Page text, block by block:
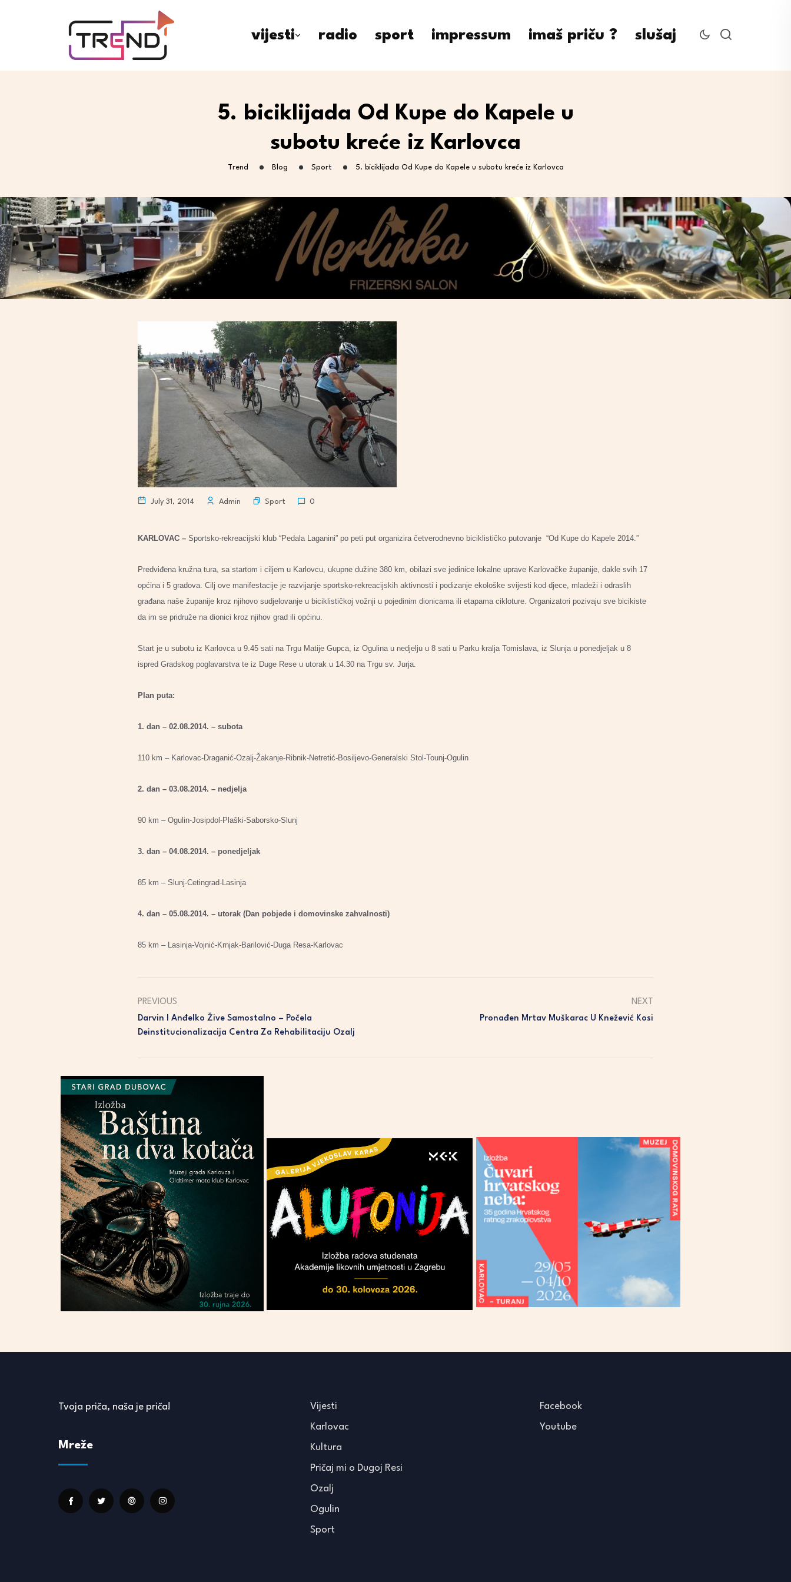
vijesti radio sport impressum imaš priču ? slušaj
5. biciklijada Od Kupe do Kapele u
subotu kreće iz Karlovca
Trend Blog Sport 5. biciklijada Od Kupe do Kapele u subotu kreće iz Karlovca
July 31, 2014 Admin Sport 0
KARLOVAC – Sportsko-rekreacijski klub “Pedala Laganini” po peti put organizira četverodnevno biciklističko putovanje “Od Kupe do Kapele 2014.”
Predviđena kružna tura, sa startom i ciljem u Karlovcu, ukupne dužine 380 km, obilazi sve jedinice lokalne uprave Karlovačke županije, dakle svih 17
općina i 5 gradova. Cilj ove manifestacije je razvijanje sportsko-rekreacijskih aktivnosti i podizanje ekološke svijesti kod djece, mladeži i odraslih
građana naše županije kroz njihovo sudjelovanje u biciklističkoj vožnji u pojedinim dionicama ili etapama cikloture. Organizatori pozivaju sve bicikiste
da im se pridruže na dionici kroz njihov grad ili općinu.
Start je u subotu iz Karlovca u 9.45 sati na Trgu Matije Gupca, iz Ogulina u nedjelju u 8 sati u Parku kralja Tomislava, iz Slunja u ponedjeljak u 8
ispred Gradskog poglavarstva te iz Duge Rese u utorak u 14.30 na Trgu sv. Jurja.
Plan puta:
1. dan – 02.08.2014. – subota
110 km – Karlovac-Draganić-Ozalj-Žakanje-Ribnik-Netretić-Bosiljevo-Generalski Stol-Tounj-Ogulin
2. dan – 03.08.2014. – nedjelja
90 km – Ogulin-Josipdol-Plaški-Saborsko-Slunj
3. dan – 04.08.2014. – ponedjeljak
85 km – Slunj-Cetingrad-Lasinja
4. dan – 05.08.2014. – utorak (Dan pobjede i domovinske zahvalnosti)
85 km – Lasinja-Vojnić-Krnjak-Barilović-Duga Resa-Karlovac
PREVIOUS
Darvin I Anđelko Žive Samostalno – Počela
Deinstitucionalizacija Centra Za Rehabilitaciju Ozalj
NEXT
Pronađen Mrtav Muškarac U Knežević Kosi
Tvoja priča, naša je priča!
Mreže
Vijesti
Karlovac
Kultura
Pričaj mi o Dugoj Resi
Ozalj
Ogulin
Sport
Facebook
Youtube